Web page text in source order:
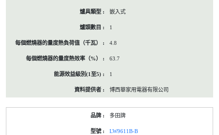
嵌入式
1
4.8
63.7
1
博西華家用電器有限公司
多田牌
LW9611B-B